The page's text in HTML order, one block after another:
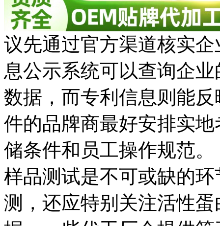
议先通过官方渠道核实
息公示系统可以查询企
数据，而专利信息则能
件的品牌商最好安排实
储条件和员工操作规范。
样品测试是不可或缺的
测，还应特别关注活性